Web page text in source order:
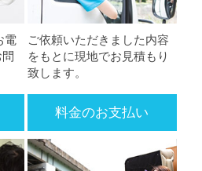
電
ご依頼いただきました内容
をもとに現地でお見積もり
致します。
料金のお支払い